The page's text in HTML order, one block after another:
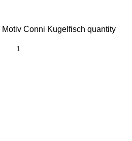
Conni Kugelfisch quantity